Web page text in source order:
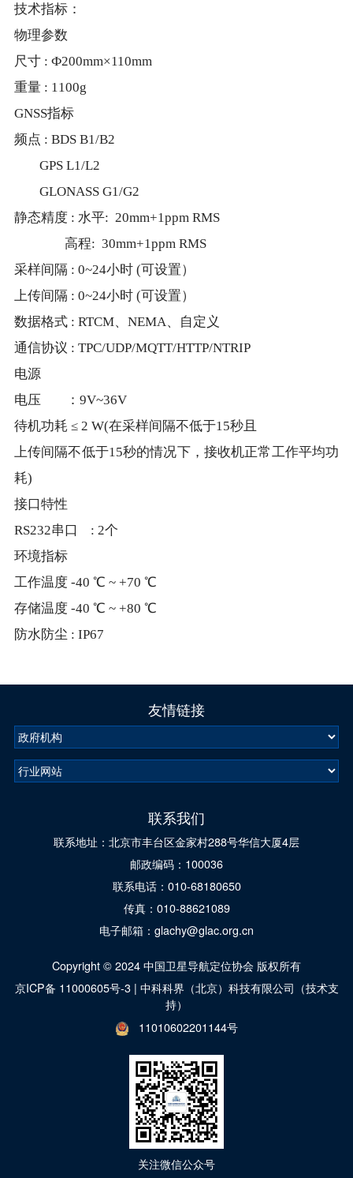
技术指标：
物理参数
尺寸 : Ф200mm×110mm
重量 : 1100g
GNSS指标
频点 : BDS B1/B2
GPS L1/L2
GLONASS G1/G2
静态精度 : 水平: 20mm+1ppm RMS
高程: 30mm+1ppm RMS
采样间隔 : 0~24小时 (可设置）
上传间隔 : 0~24小时 (可设置）
数据格式 : RTCM、NEMA、自定义
通信协议 : TPC/UDP/MQTT/HTTP/NTRIP
电源
电压 ：9V~36V
待机功耗 ≤ 2 W(在采样间隔不低于15秒且
上传间隔不低于15秒的情况下，接收机正常工作平均功
耗)
接口特性
RS232串口 : 2个
环境指标
工作温度 -40 ℃ ~ +70 ℃
存储温度 -40 ℃ ~ +80 ℃
防水防尘 : IP67
友情链接
联系我们
联系地址：北京市丰台区金家村288号华信大厦4层
邮政编码：100036
联系电话：010-68180650
传真：010-88621089
电子邮箱：glachy@glac.org.cn
Copyright © 2024 中国卫星导航定位协会 版权所有
京ICP备 11000605号-3| 中科科界（北京）科技有限公司（技术支
持）
11010602201144号
关注微信公众号